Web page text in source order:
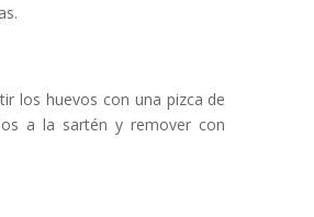
.
los huevos con una pizca de
a la sartén y remover con